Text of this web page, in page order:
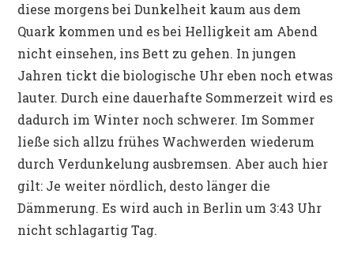
diese morgens bei Dunkelheit kaum aus dem
Quark kommen und es bei Helligkeit am Abend
nicht einsehen, ins Bett zu gehen. In jungen
Jahren tickt die biologische Uhr eben noch etwas
lauter. Durch eine dauerhafte Sommerzeit wird es
dadurch im Winter noch schwerer. Im Sommer
ließe sich allzu frühes Wachwerden wiederum
durch Verdunkelung ausbremsen. Aber auch hier
gilt: Je weiter nördlich, desto länger die
Dämmerung. Es wird auch in Berlin um 3:43 Uhr
nicht schlagartig Tag.